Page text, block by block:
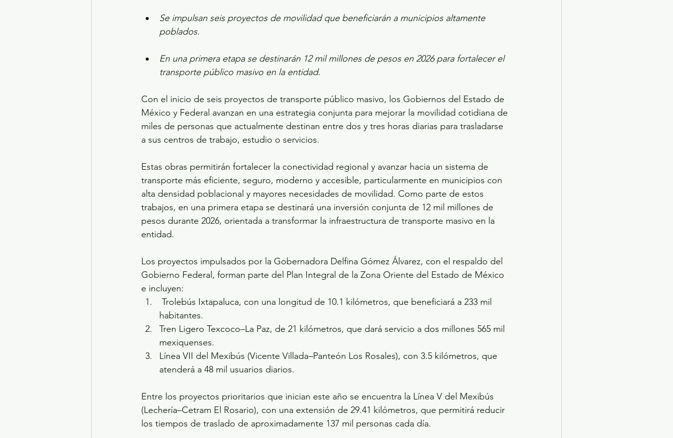
Se impulsan seis proyectos de movilidad que beneficiarán a municipios altamente
poblados.
En una primera etapa se destinarán 12 mil millones de pesos en 2026 para fortalecer el
transporte público masivo en la entidad.
Con el inicio de seis proyectos de transporte público masivo, los Gobiernos del Estado de
México y Federal avanzan en una estrategia conjunta para mejorar la movilidad cotidiana de
miles de personas que actualmente destinan entre dos y tres horas diarias para trasladarse
a sus centros de trabajo, estudio o servicios.
Estas obras permitirán fortalecer la conectividad regional y avanzar hacia un sistema de
transporte más eficiente, seguro, moderno y accesible, particularmente en municipios con
alta densidad poblacional y mayores necesidades de movilidad. Como parte de estos
trabajos, en una primera etapa se destinará una inversión conjunta de 12 mil millones de
pesos durante 2026, orientada a transformar la infraestructura de transporte masivo en la
entidad.
Los proyectos impulsados por la Gobernadora Delfina Gómez Álvarez, con el respaldo del
Gobierno Federal, forman parte del Plan Integral de la Zona Oriente del Estado de México
e incluyen:
habitantes.
Tren Ligero Texcoco–La Paz, de 21 kilómetros, que dará servicio a dos millones 565 mil
mexiquenses.
Línea VII del Mexibús (Vicente Villada–Panteón Los Rosales), con 3.5 kilómetros, que
atenderá a 48 mil usuarios diarios.
Entre los proyectos prioritarios que inician este año se encuentra la Línea V del Mexibús
(Lechería–Cetram El Rosario), con una extensión de 29.41 kilómetros, que permitirá reducir
los tiempos de traslado de aproximadamente 137 mil personas cada día.